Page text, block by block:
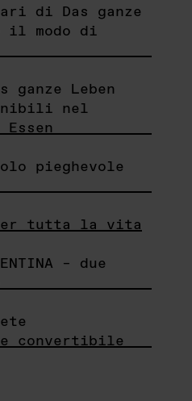
di Das ganze
il modo di
Leben
nel
Essen
pieghevole
tutta la vita
– due
convertibile